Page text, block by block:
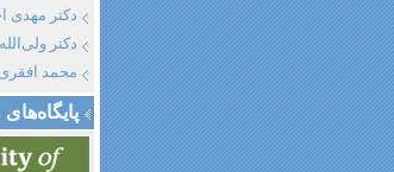
دکتر مهدی
دکتر
محمد افقری